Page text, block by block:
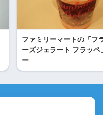
ファミリーマートの「フ
ーズジェラート フラッペ
ー